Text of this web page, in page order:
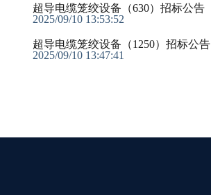
超导电缆笼绞设备（630）招标公告
2025/09/10 13:53:52
超导电缆笼绞设备（1250）招标公告
2025/09/10 13:47:41